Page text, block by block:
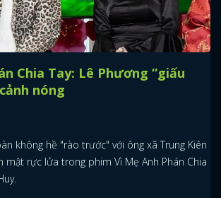
Chia Tay: Lê Phương “giấu
nóng
không hề "rào trước" với ông xã Trung Kiên
mật rực lửa trong phim Vì Mẹ Anh Phán Chia